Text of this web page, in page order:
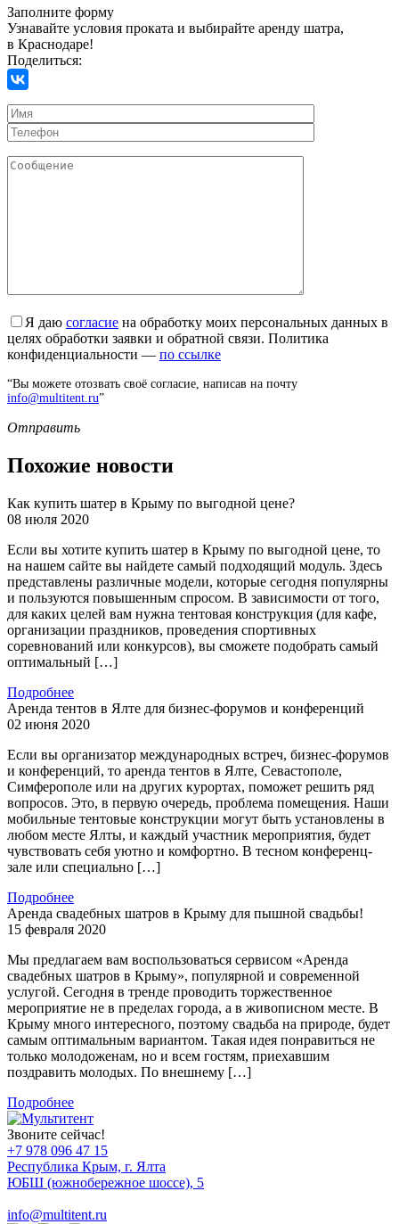
Заполните форму
Узнавайте условия проката и выбирайте аренду шатра,
в Краснодаре!
Поделиться:
Я даю согласие на обработку моих персональных данных в
целях обработки заявки и обратной связи. Политика
конфиденциальности — по ссылке
“Вы можете отозвать своё согласие, написав на почту
info@multitent.ru”
Отправить
Похожие новости
Как купить шатер в Крыму по выгодной цене?
08 июля 2020
Если вы хотите купить шатер в Крыму по выгодной цене, то
на нашем сайте вы найдете самый подходящий модуль. Здесь
представлены различные модели, которые сегодня популярны
и пользуются повышенным спросом. В зависимости от того,
для каких целей вам нужна тентовая конструкция (для кафе,
организации праздников, проведения спортивных
соревнований или конкурсов), вы сможете подобрать самый
оптимальный […]
Подробнее
Аренда тентов в Ялте для бизнес-форумов и конференций
02 июня 2020
Если вы организатор международных встреч, бизнес-форумов
и конференций, то аренда тентов в Ялте, Севастополе,
Симферополе или на других курортах, поможет решить ряд
вопросов. Это, в первую очередь, проблема помещения. Наши
мобильные тентовые конструкции могут быть установлены в
любом месте Ялты, и каждый участник мероприятия, будет
чувствовать себя уютно и комфортно. В тесном конференц-
зале или специально […]
Подробнее
Аренда свадебных шатров в Крыму для пышной свадьбы!
15 февраля 2020
Мы предлагаем вам воспользоваться сервисом «Аренда
свадебных шатров в Крыму», популярной и современной
услугой. Сегодня в тренде проводить торжественное
мероприятие не в пределах города, а в живописном месте. В
Крыму много интересного, поэтому свадьба на природе, будет
самым оптимальным вариантом. Такая идея понравиться не
только молодоженам, но и всем гостям, приехавшим
поздравить молодых. По внешнему […]
Подробнее
Звоните сейчас!
+7 978 096 47 15
Республика Крым, г. Ялта
ЮБШ (южнобережное шоссе), 5
info@multitent.ru